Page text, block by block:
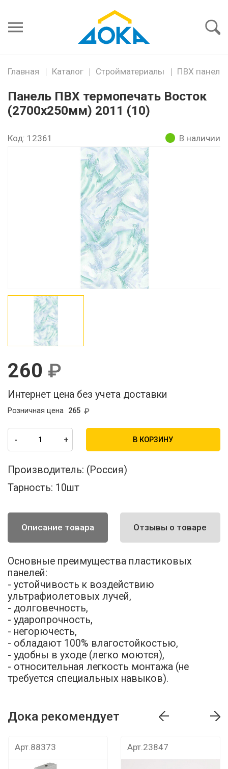
пароль
Главная Каталог Стройматериалы ПВХ панели
Панель ПВХ термопечать Восток
(2700х250мм) 2011 (10)
Код: 12361 В наличии
260
Интернет цена без учета доставки
265
Розничная цена
- + В КОРЗИНУ
Производитель: (Россия)
Тарность: 10шт
Описание товара Отзывы о товаре
Основные преимущества пластиковых
панелей:
- устойчивость к воздействию
ультрафиолетовых лучей,
- долговечность,
- ударопрочность,
- негорючесть,
- обладают 100% влагостойкостью,
- удобны в уходе (легко моются),
- относительная легкость монтажа (не
требуется специальных навыков).
Дока рекомендует
Арт.88373 Арт.23847
Дока рекомендует Дока